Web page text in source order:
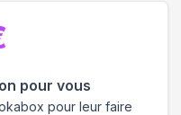
pour vous
pour leur faire